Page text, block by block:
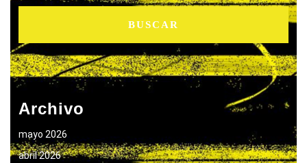
Archivo
mayo 2026
abril 2026